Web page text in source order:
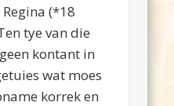
(*18
tye van die
kontant in
wat moes
korrek en